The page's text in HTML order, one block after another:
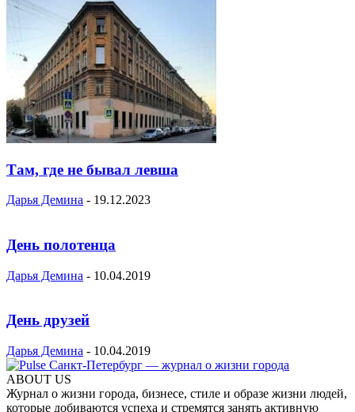
Там, где не бывал левша
Дарья Демина - 19.12.2023
День полотенца
Дарья Демина - 10.04.2019
День друзей
Дарья Демина - 10.04.2019
ABOUT US
Журнал о жизни города, бизнесе, стиле и образе жизни людей,
которые добиваются успеха и стремятся занять активную